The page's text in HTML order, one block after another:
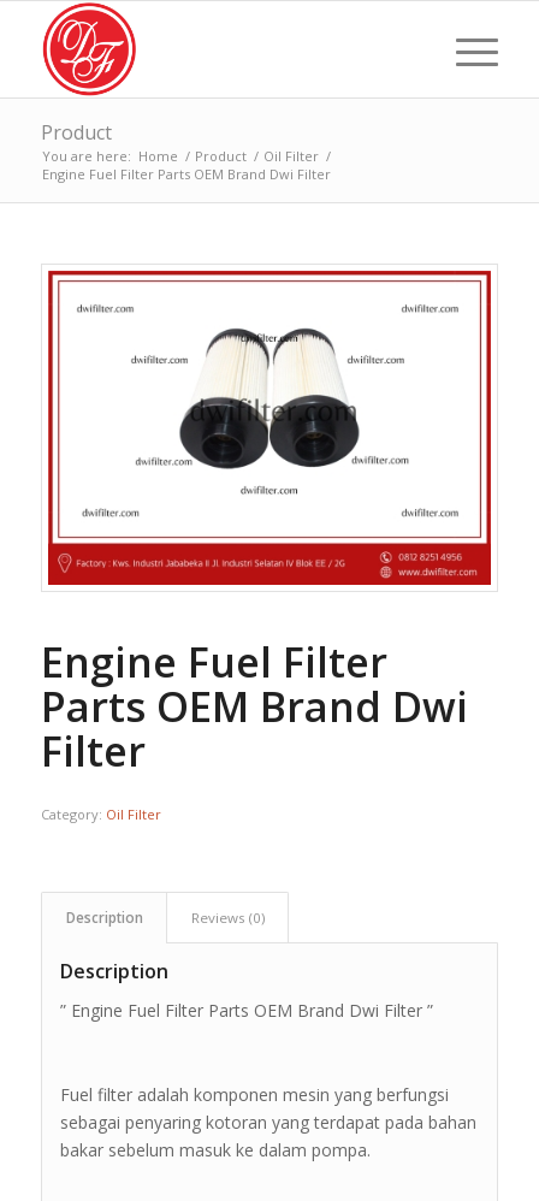
Product
You are here: Home / Product / Oil Filter /
Engine Fuel Filter Parts OEM Brand Dwi Filter
Engine Fuel Filter
Parts OEM Brand Dwi
Filter
Category: Oil Filter
Description Reviews (0)
Description
” Engine Fuel Filter Parts OEM Brand Dwi Filter ”
Fuel filter adalah komponen mesin yang berfungsi
sebagai penyaring kotoran yang terdapat pada bahan
bakar sebelum masuk ke dalam pompa.